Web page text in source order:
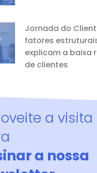
Jornada do
fatores
explicam a baixa
de clientes
a visita
a nossa